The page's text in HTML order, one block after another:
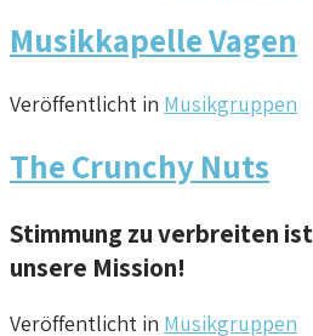
Musikkapelle Vagen
Veröffentlicht in Musikgruppen
The Crunchy Nuts
Stimmung zu verbreiten ist
unsere Mission!
Veröffentlicht in Musikgruppen